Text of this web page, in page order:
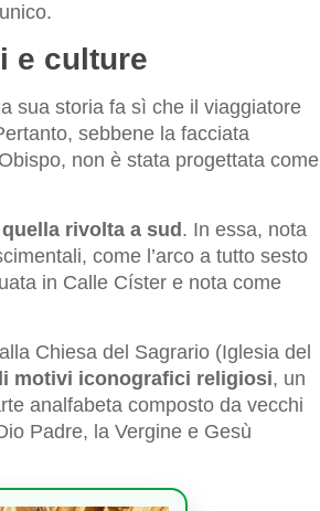
e culture
sua storia fa sì che il viaggiatore
sebbene la facciata
non è stata progettata come
rivolta a sud. In essa, nota
come l’arco a tutto sesto
in Calle Císter e nota come
Chiesa del Sagrario (Iglesia del
motivi iconografici religiosi, un
analfabeta composto da vecchi
Padre, la Vergine e Gesù